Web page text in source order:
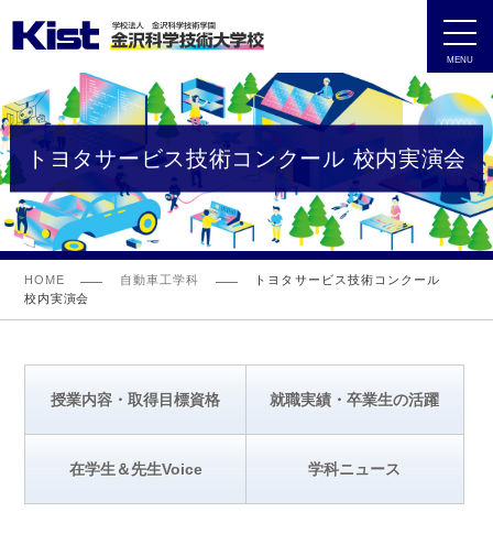
MENU
トヨタサービス技術コンクール 校内実演会
HOME 自動車工学科
トヨタサービス技術コンクール
校内実演会
授業内容・取得目標資格 就職実績・卒業生の活躍
在学生＆先生Voice 学科ニュース